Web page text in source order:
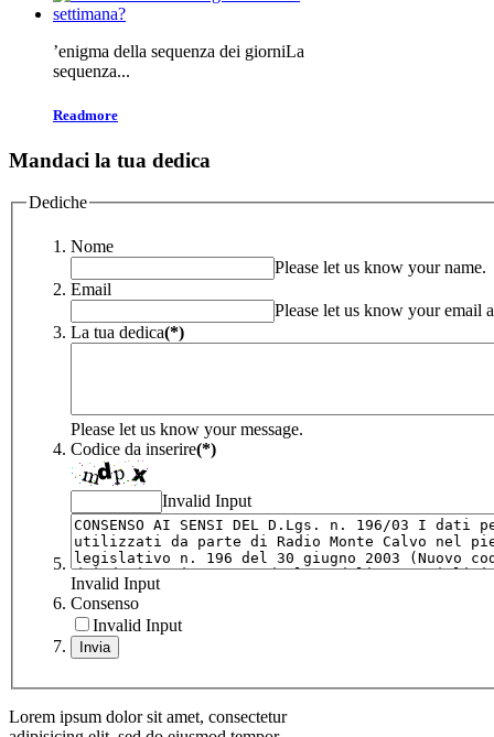
’enigma della sequenza dei giorniLa
sequenza...
Readmore
Mandaci la tua dedica
Dediche
Nome
Please let us know your name.
Email
Please let us know your email
La tua dedica(*)
Please let us know your message.
Codice da inserire(*)
Invalid Input
Invalid Input
Consenso
Invalid Input
Invia
Lorem ipsum dolor sit amet, consectetur